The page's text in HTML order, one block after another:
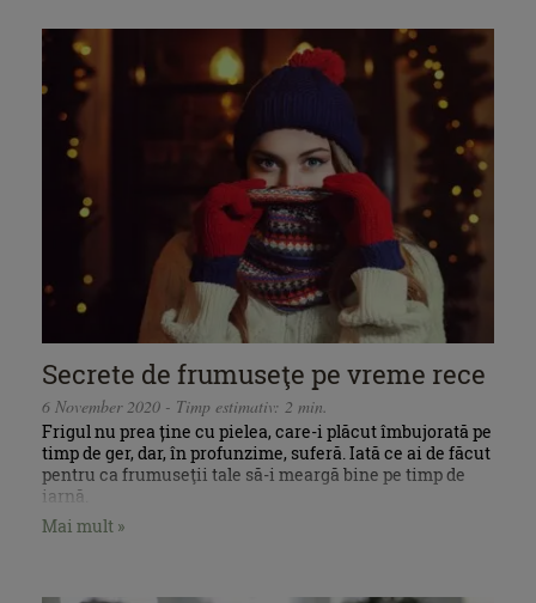
Secrete de frumuseţe pe vreme rece
6 November 2020 - Timp estimativ: 2 min.
Frigul nu prea ține cu pielea, care-i plăcut îmbujorată pe
timp de ger, dar, în profunzime, suferă. Iată ce ai de făcut
pentru ca frumuseţii tale să-i meargă bine pe timp de
iarnă.
Mai mult »